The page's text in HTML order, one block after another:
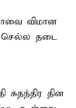
விமான
செல்ல தடை
சுதந்திர தின